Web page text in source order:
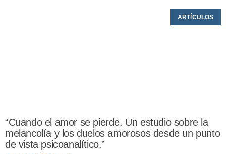
ARTÍCULOS
“Cuando el amor se pierde. Un estudio sobre la
melancolía y los duelos amorosos desde un punto
de vista psicoanalítico.”